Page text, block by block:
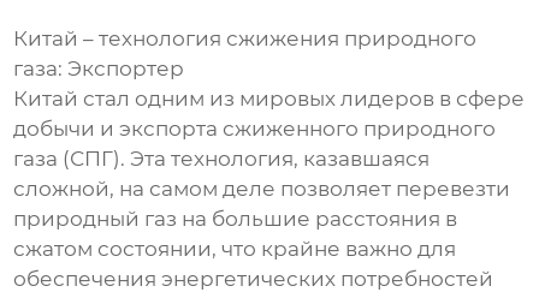
Китай – технология сжижения природного
газа: Экспортер
Китай стал одним из мировых лидеров в сфере
добычи и экспорта сжиженного природного
газа (СПГ). Эта технология, казавшаяся
сложной, на самом деле позволяет перевезти
природный газ на большие расстояния в
сжатом состоянии, что крайне важно для
обеспечения энергетических потребностей